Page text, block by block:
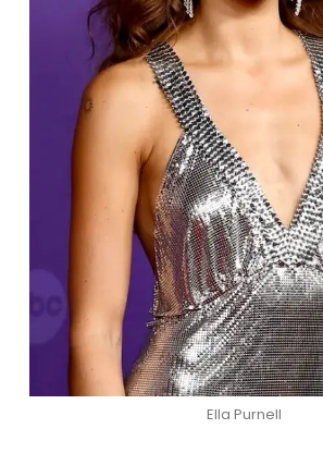
Ella Purnell